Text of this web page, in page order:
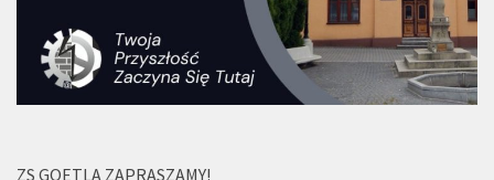
ZS GOETLA ZAPRASZAMY!